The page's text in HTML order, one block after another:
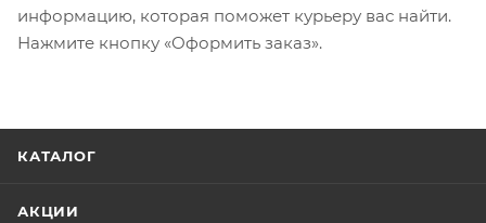
информацию, которая поможет курьеру вас найти.
Нажмите кнопку «Оформить заказ».
КАТАЛОГ
АКЦИИ